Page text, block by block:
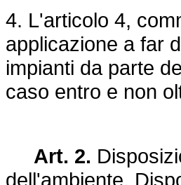
4. L'articolo 4,
applicazione a far
impianti da parte
caso entro e non
Art. 2.
dell'ambiente.